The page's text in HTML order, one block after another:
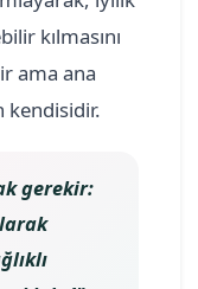
kılmasını
ama ana
kendisidir.
gerekir: